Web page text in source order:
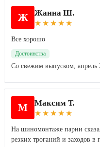
Ж Жанна Ш.
★ ★ ★ ★ ★
Все хорошо
Достоинства
Со свежим выпуском, апрель
М Максим Т.
★ ★ ★ ★ ★
На шиномонтаже парни
резких троганий и заходов в